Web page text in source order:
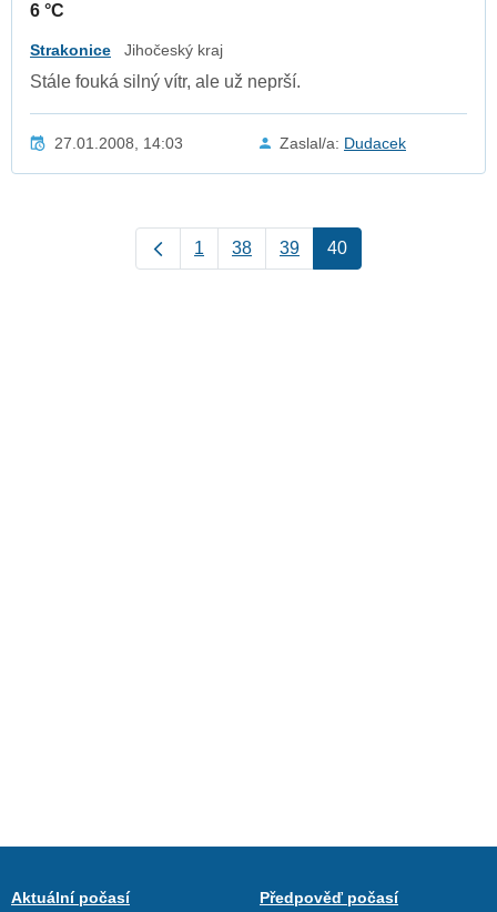
6 °C
Strakonice Jihočeský kraj
Stále fouká silný vítr, ale už neprší.
27.01.2008, 14:03 Zaslal/a: Dudacek
1 38 39 40
Aktuální počasí
Předpověď počasí